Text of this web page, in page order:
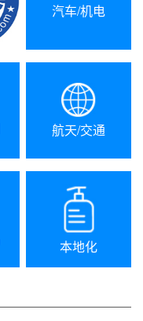
汽车/机电
航天/交通
本地化